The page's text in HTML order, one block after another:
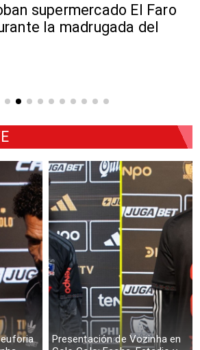
supermercado El Faro
la madrugada del
Presentación de Vozinha en